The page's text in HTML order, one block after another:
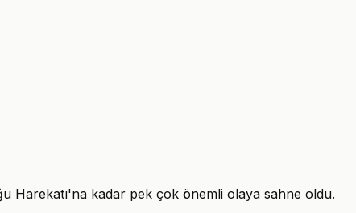
Harekatı'na kadar pek çok önemli olaya sahne oldu.